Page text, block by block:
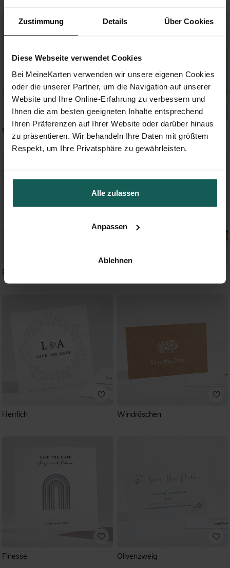
Zustimmung Details Über Cookies
Diese Webseite verwendet Cookies
Bei MeineKarten verwenden wir unsere eigenen Cookies
oder die unserer Partner, um die Navigation auf unserer
Website und Ihre Online-Erfahrung zu verbessern und
Ihnen die am besten geeigneten Inhalte entsprechend
Ihren Präferenzen auf Ihrer Website oder darüber hinaus
zu präsentieren. Wir behandeln Ihre Daten mit größtem
Respekt, um Ihre Privatsphäre zu gewährleisten.
Alle zulassen
Anpassen
Ablehnen
Marmor Stil
Einfach geschmückt
Herrlich Windröschen
Finesse Olivenzweig